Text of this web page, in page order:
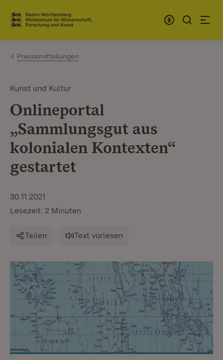
Zum Inhalt springen
Link zur Startseite
Pressemitteilungen
Kunst und Kultur
Onlineportal
„Sammlungsgut aus
kolonialen Kontexten“
gestartet
30.11.2021
Lesezeit: 2 Minuten
Teilen Text vorlesen